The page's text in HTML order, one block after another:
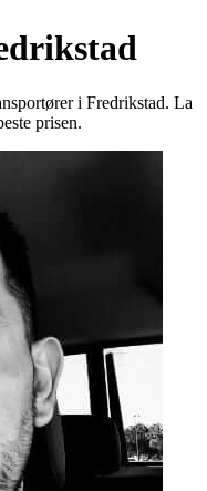
i Fredrikstad. La
prisen.